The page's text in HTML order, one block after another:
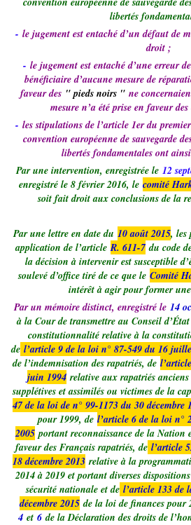
libertés
- le jugement est entaché d’un défaut de
droit ;
- le jugement est entaché d’une erreur
bénéficiaire d’aucune mesure de
faveur des " pieds noirs " ne
mesure n’a été prise en faveur
- les stipulations de l’article 1er du
convention européenne de sauvegarde
libertés fondamentales ont
Par une intervention, enregistrée le12
enregistré le 8 février 2016, le comité
soit fait droit aux conclusions de la
Par une lettre en date du 10 août 2015, les
application de l’article R. 611-7 du code
la décision à intervenir est susceptible
soulevé d’office tiré de ce que le Comité
intérêt à agir pour former
Par un mémoire distinct, enregistré le 14
à la Cour de transmettre au Conseil
constitutionnalité relative à la
de l’article 9 de la loi n° 87-549 du 16
de l’indemnisation des rapatriés, de
juin 1994 relative aux rapatriés
supplétives et assimilés ou victimes de la
47 de la loi de n° 99-1173 du 30 décembre
pour 1999, de l’article 6 de la loi n°
2005 portant reconnaissance de la
faveur des Français rapatriés, del’article
18 décembre 2013 relative à la
2014 à 2019 et portant diverses
sécurité nationale et del’article 133 de
décembre 2015 de la loi de finances pour
4 et 6de la Déclaration des droits de